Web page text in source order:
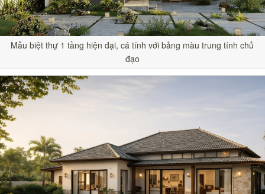
Mẫu biệt thự 1 tầng hiện đại, cá tính với bảng màu trung tính chủ
đạo